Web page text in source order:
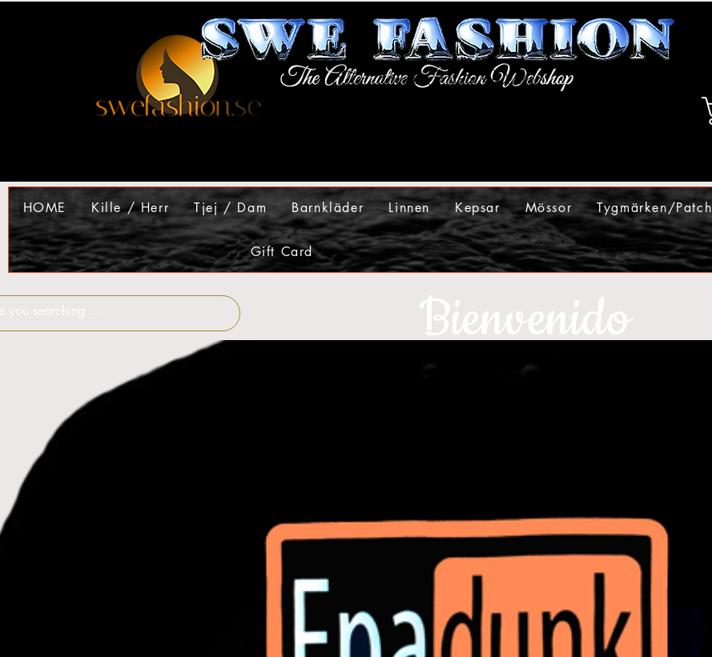
HOME Kille / Herr Tjej / Dam Barnkläder Linnen Kepsar Mössor Tygmärken/Patch
Gift Card
Bienvenido